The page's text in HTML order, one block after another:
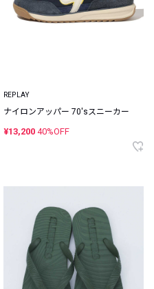
REPLAY
ナイロンアッパー 70'sスニーカー
¥13,200 40%OFF